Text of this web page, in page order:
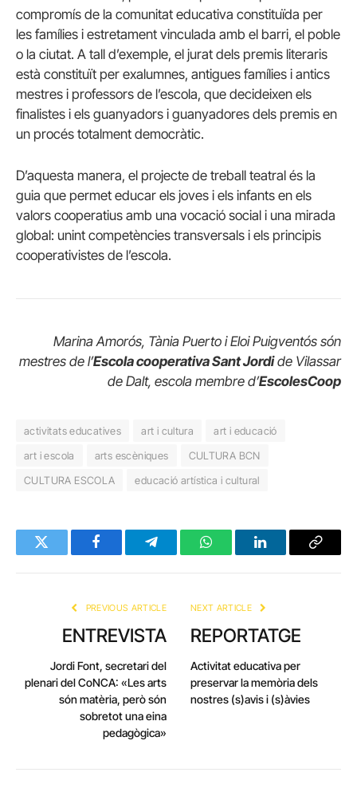
compromís de la comunitat educativa constituïda per
les famílies i estretament vinculada amb el barri, el poble
o la ciutat. A tall d’exemple, el jurat dels premis literaris
està constituït per exalumnes, antigues famílies i antics
mestres i professors de l’escola, que decideixen els
finalistes i els guanyadors i guanyadores dels premis en
un procés totalment democràtic.
D’aquesta manera, el projecte de treball teatral és la
guia que permet educar els joves i els infants en els
valors cooperatius amb una vocació social i una mirada
global: unint competències transversals i els principis
cooperativistes de l’escola.
Marina Amorós, Tània Puerto i Eloi Puigventós són
mestres de l’Escola cooperativa Sant Jordide Vilassar
de Dalt, escola membre d’EscolesCoop
activitats educatives art i cultura
art i educació
art i escola
arts escèniques
CULTURA BCN
CULTURA ESCOLA
educació artística i cultural
Twitter FacebookTelegramWhatsAppLinkedInCopy
PREVIOUS ARTICLE
ENTREVISTA
Jordi Font, secretari del
plenari del CoNCA: «Les arts
són matèria, però són
sobretot una eina
pedagògica»
NEXT ARTICLE
REPORTATGE
Activitat educativa per
preservar la memòria dels
nostres (s)avis i (s)àvies